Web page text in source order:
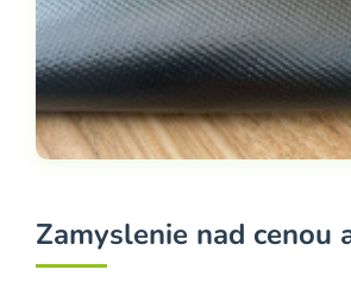
Zamyslenie nad cenou